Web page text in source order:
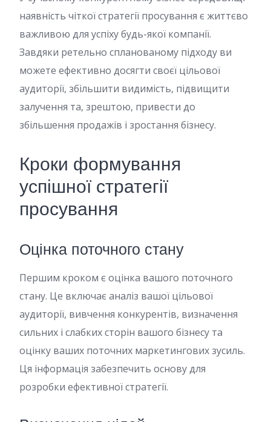
наявність чіткої стратегії просування є життєво
важливою для успіху будь-якої компанії.
Завдяки ретельно спланованому підходу ви
можете ефективно досягти своєї цільової
аудиторії, збільшити видимість, підвищити
залучення та, зрештою, привести до
збільшення продажів і зростання бізнесу.
Кроки формування
успішної стратегії
просування
Оцінка поточного стану
Першим кроком є оцінка вашого поточного
стану. Це включає аналіз вашої цільової
аудиторії, вивчення конкурентів, визначення
сильних і слабких сторін вашого бізнесу та
оцінку ваших поточних маркетингових зусиль.
Ця інформація забезпечить основу для
розробки ефективної стратегії.